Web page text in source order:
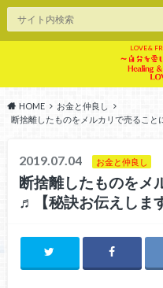
LOVE &
HOME
お金と仲良し
断捨離したものをメルカリで売ること
2019.07.04 お金と仲良し
断捨離したものをメ
♬【秘訣お伝えしま